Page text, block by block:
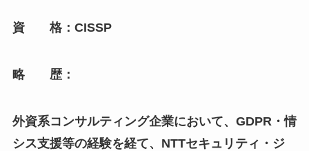
資 格：CISSP
略 歴：
外資系コンサルティング企業において、GDPR・情
シス支援等の経験を経て、NTTセキュリティ・ジ